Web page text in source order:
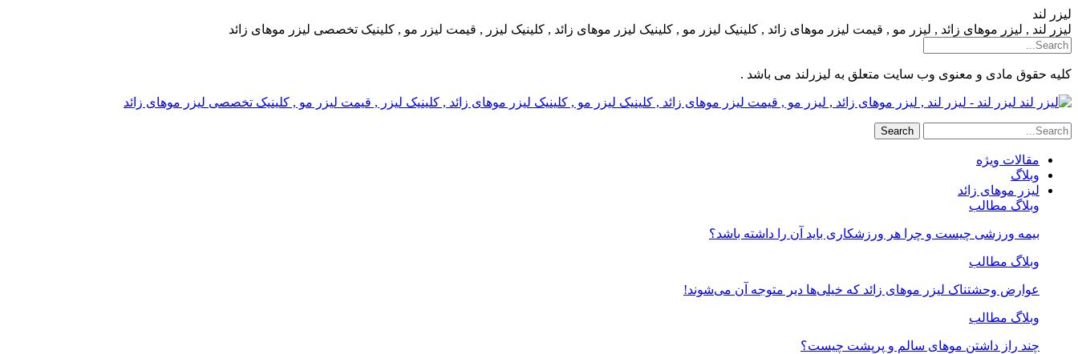
لیزر لند
لیزر لند , لیزر موهای زائد , لیزر مو , قیمت لیزر موهای زائد , کلینیک لیزر مو , کلینیک لیزر موهای زائد , کلینیک لیزر , قیمت لیزر مو , کلینیک تخصصی لیزر موهای زائد
کلیه حقوق مادی و معنوی وب سایت متعلق به لیزرلند می باشد .
لیزر لند - لیزر لند , لیزر موهای زائد , لیزر مو , قیمت لیزر موهای زائد , کلینیک لیزر مو , کلینیک لیزر موهای زائد , کلینیک لیزر , قیمت لیزر مو , کلینیک تخصصی لیزر موهای زائد
مقالات ویژه
وبلاگ
لیزر موهای زائد
وبلاگ مطالب
بیمه ورزشی چیست و چرا هر ورزشکاری باید آن را داشته باشد؟
وبلاگ مطالب
عوارض وحشتناک لیزر موهای زائد که خیلی‌ها دیر متوجه آن می‌شوند!
وبلاگ مطالب
چند راز داشتن موهای سالم و پرپشت چیست؟